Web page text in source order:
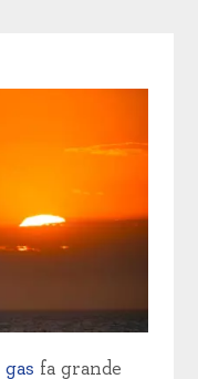
fa grande